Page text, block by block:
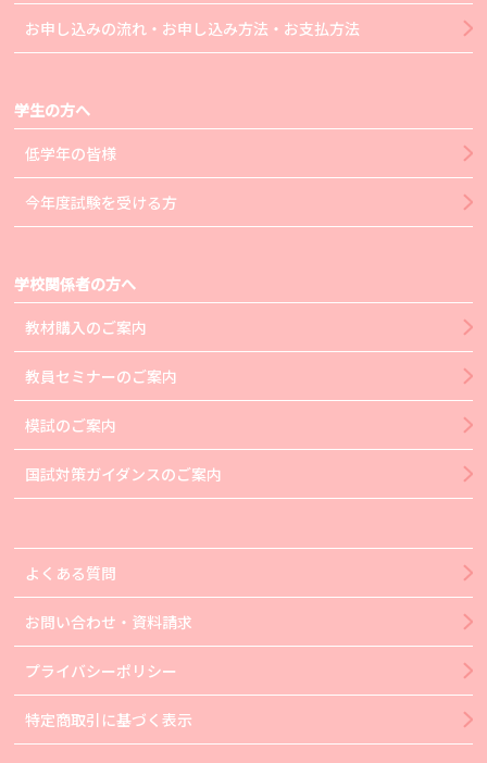
お申し込みの流れ・お申し込み方法・お支払方法
学生の方へ
低学年の皆様
今年度試験を受ける方
学校関係者の方へ
教材購入のご案内
教員セミナーのご案内
模試のご案内
国試対策ガイダンスのご案内
よくある質問
お問い合わせ・資料請求
プライバシーポリシー
特定商取引に基づく表示